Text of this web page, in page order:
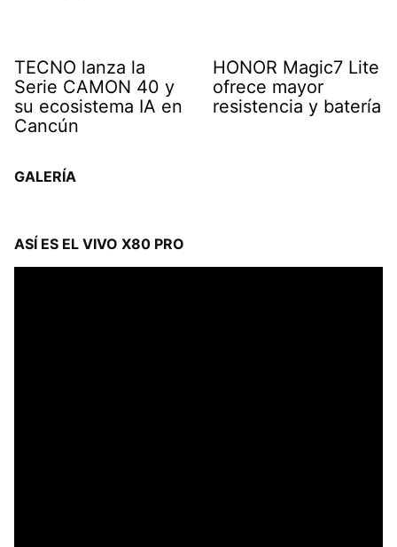
TECNO lanza la
Serie CAMON 40 y
su ecosistema IA en
Cancún
HONOR Magic7 Lite
ofrece mayor
resistencia y batería
GALERÍA
ASÍ ES EL VIVO X80 PRO